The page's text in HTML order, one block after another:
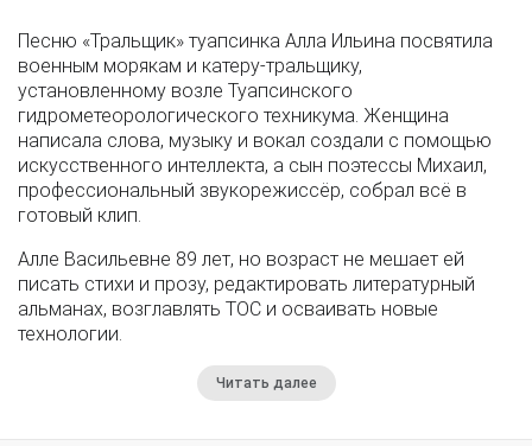
Песню «Тральщик» туапсинка Алла Ильина посвятила
военным морякам и катеру-тральщику,
установленному возле Туапсинского
гидрометеорологического техникума. Женщина
написала слова, музыку и вокал создали с помощью
искусственного интеллекта, а сын поэтессы Михаил,
профессиональный звукорежиссёр, собрал всё в
готовый клип.
Алле Васильевне 89 лет, но возраст не мешает ей
писать стихи и прозу, редактировать литературный
альманах, возглавлять ТОС и осваивать новые
технологии.
Читать далее